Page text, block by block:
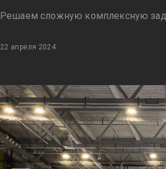
Решаем сложную комплексную
22 апреля 2024